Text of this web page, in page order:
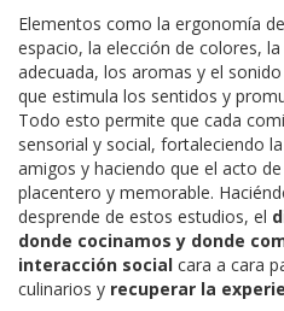
Elementos como la ergonomía
espacio, la elección de colores,
adecuada, los aromas y el
que estimula los sentidos y
Todo esto permite que cada
sensorial y social, fortaleciendo
amigos y haciendo que el acto
placentero y memorable.
desprende de estos estudios, el
donde cocinamos y donde
interacción social cara a cara
culinarios y recuperar la